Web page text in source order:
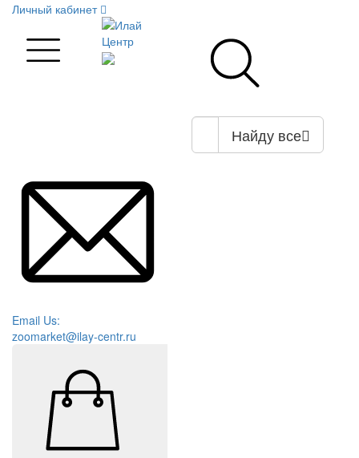
Личный кабинет
Найду все
Email Us:
zoomarket@ilay-centr.ru